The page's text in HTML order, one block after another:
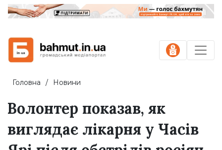
Головна Новини
Волонтер показав, як
виглядає лікарня у Часів